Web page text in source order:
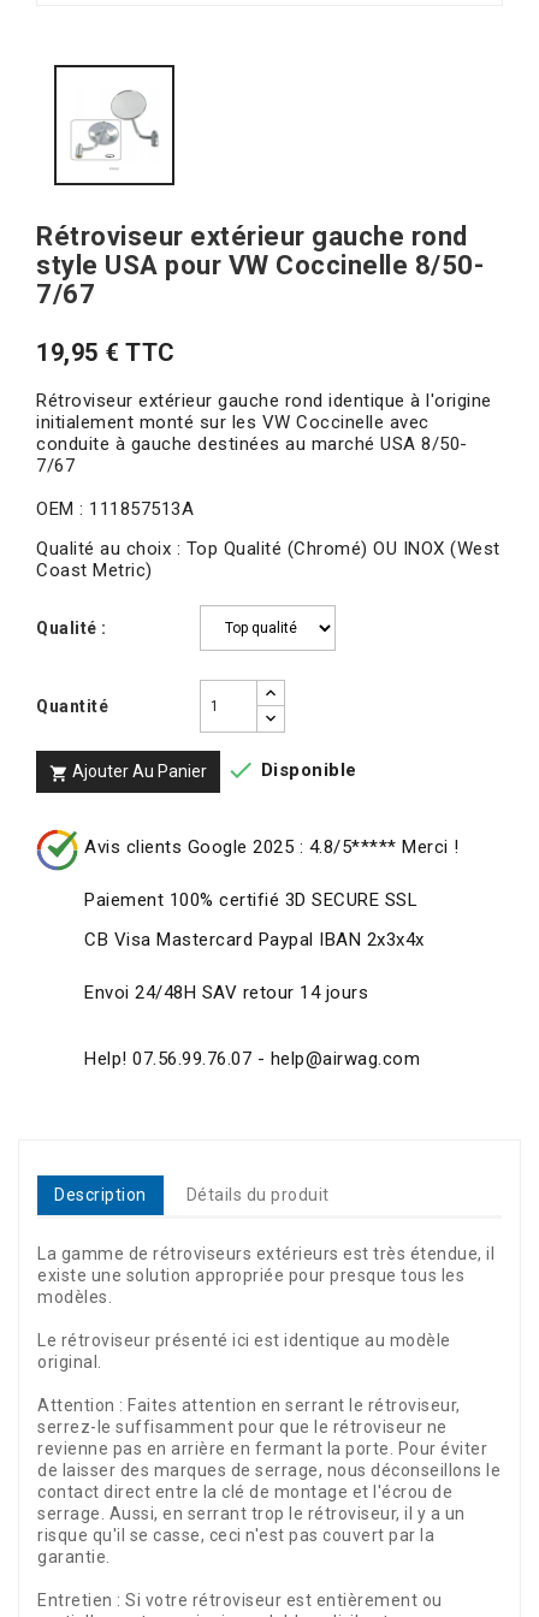
Rétroviseur extérieur gauche rond
style USA pour VW Coccinelle 8/50-
7/67
19,95 € TTC
Rétroviseur extérieur gauche rond identique à l'origine
initialement monté sur les VW Coccinelle avec
conduite à gauche destinées au marché USA 8/50-
7/67
OEM : 111857513A
Qualité au choix : Top Qualité (Chromé) OU INOX (West
Coast Metric)
Qualité :
Quantité
 Ajouter Au Panier  Disponible
Avis clients Google 2025 : 4.8/5***** Merci !
Paiement 100% certifié 3D SECURE SSL
CB Visa Mastercard Paypal IBAN 2x3x4x
Envoi 24/48H SAV retour 14 jours
Help! 07.56.99.76.07 - help@airwag.com
Description Détails du produit
La gamme de rétroviseurs extérieurs est très étendue, il
existe une solution appropriée pour presque tous les
modèles.
Le rétroviseur présenté ici est identique au modèle
original.
Attention : Faites attention en serrant le rétroviseur,
serrez-le suffisamment pour que le rétroviseur ne
revienne pas en arrière en fermant la porte. Pour éviter
de laisser des marques de serrage, nous déconseillons le
contact direct entre la clé de montage et l'écrou de
serrage. Aussi, en serrant trop le rétroviseur, il y a un
risque qu'il se casse, ceci n'est pas couvert par la
garantie.
Entretien : Si votre rétroviseur est entièrement ou